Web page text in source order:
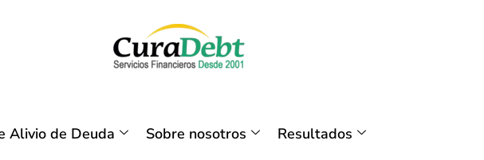
Alivio de Deuda Sobre nosotros Resultados